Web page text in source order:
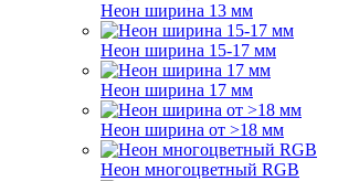
Неон ширина 13 мм
Неон ширина 15-17 мм
Неон ширина 17 мм
Неон ширина от >18 мм
Неон многоцветный RGB